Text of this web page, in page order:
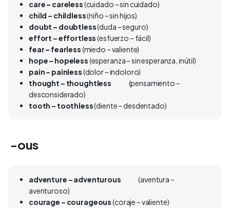
care – careless(cuidado – sin cuidado)
child – childless(niño – sin hijos)
doubt – doubtless(duda – seguro)
effort – effortless(esfuerzo – fácil)
fear – fearless(miedo – valiente)
hope – hopeless(esperanza – sin esperanza, inútil)
pain – painless(dolor – indoloro)
thought – thoughtless (pensamiento –
desconsiderado)
tooth – toothless(diente – desdentado)
-ous
adventure – adventurous(aventura –
aventuroso)
courage – courageous(coraje – valiente)